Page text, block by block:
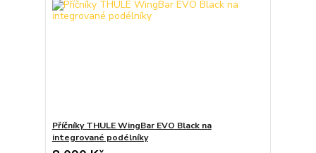
Příčníky THULE WingBar EVO Black na
integrované podélníky